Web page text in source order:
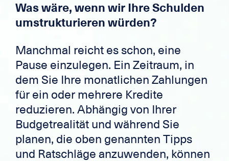
Was wäre, wenn wir Ihre Schulden
umstrukturieren würden?
Manchmal reicht es schon, eine
Pause einzulegen. Ein Zeitraum, in
dem Sie Ihre monatlichen Zahlungen
für ein oder mehrere Kredite
reduzieren. Abhängig von Ihrer
Budgetrealität und während Sie
planen, die oben genannten Tipps
und Ratschläge anzuwenden, können